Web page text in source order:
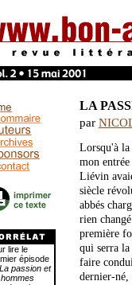
lire le
épisode
La passion et
LA
par
Lorsqu'à
mon
Liévin
siècle
abbés
rien
première
qui serra la
faire
dernier-né,